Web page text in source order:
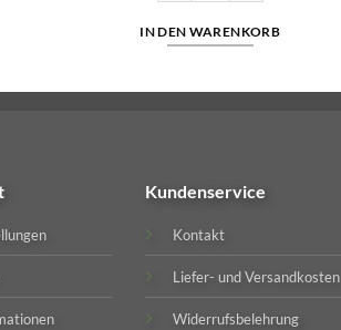
IN DEN WARENKORB
Kundenservice
Kontakt
Liefer- und Versandkosten
Widerrufsbelehrung